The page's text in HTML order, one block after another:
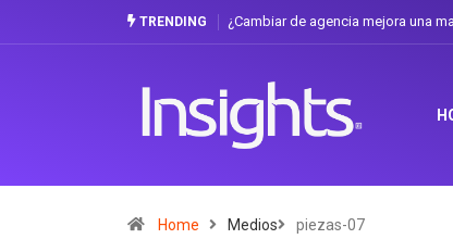
TRENDING ¿Cambiar de agencia mejora una
Home Medios piezas-07